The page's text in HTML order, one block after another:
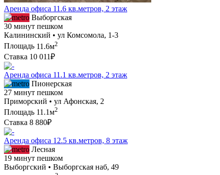
Аренда офиса 11.6 кв.метров, 2 этаж
Выборгская
30 минут пешком
Калининский • ул Комсомола, 1-3
Площадь 11.6м2
Ставка 10 011₽
Аренда офиса 11.1 кв.метров, 2 этаж
Пионерская
27 минут пешком
Приморский • ул Афонская, 2
Площадь 11.1м2
Ставка 8 880₽
Аренда офиса 12.5 кв.метров, 8 этаж
Лесная
19 минут пешком
Выборгский • Выборгская наб, 49